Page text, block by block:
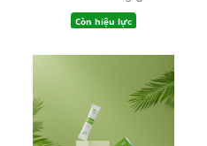
Còn hiệu lực